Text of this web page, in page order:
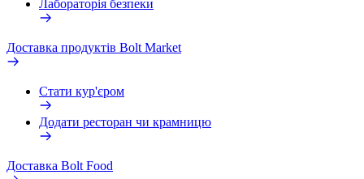
Лабораторія безпеки
Доставка продуктів Bolt Market
Стати кур'єром
Додати ресторан чи крамницю
Доставка Bolt Food